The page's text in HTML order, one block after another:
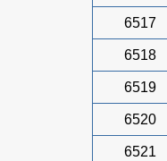
6517
6518
6519
6520
6521